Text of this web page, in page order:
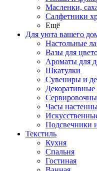
Масленки,
Салфетники
Ещё
Для уюта вашего
Настольные
Вазы для
Ароматы для
Шкатулки
Сувениры и
Декоративные
Часы
Подсвечники
Текстиль
Кухня
Спальня
Гостиная